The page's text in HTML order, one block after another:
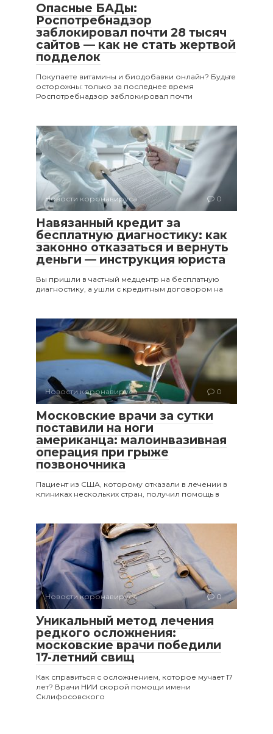
Опасные БАДы:
Роспотребнадзор
заблокировал почти 28 тысяч
сайтов — как не стать жертвой
подделок
Покупаете витамины и биодобавки онлайн? Будьте
осторожны: только за последнее время
Роспотребнадзор заблокировал почти
Новости коронавируса 0
Навязанный кредит за
бесплатную диагностику: как
законно отказаться и вернуть
деньги — инструкция юриста
Вы пришли в частный медцентр на бесплатную
диагностику, а ушли с кредитным договором на
Новости коронавируса 0
Московские врачи за сутки
поставили на ноги
американца: малоинвазивная
операция при грыже
позвоночника
Пациент из США, которому отказали в лечении в
клиниках нескольких стран, получил помощь в
Новости коронавируса 0
Уникальный метод лечения
редкого осложнения:
московские врачи победили
17-летний свищ
Как справиться с осложнением, которое мучает 17
лет? Врачи НИИ скорой помощи имени
Склифосовского